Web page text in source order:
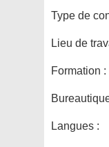
Type de
Lieu de
Formation :
Langues :